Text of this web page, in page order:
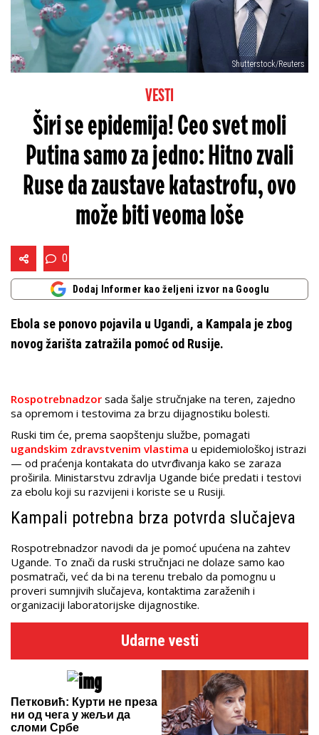
Shutterstock/Reuters
VESTI
Širi se epidemija! Ceo svet moli
Putina samo za jedno: Hitno zvali
Ruse da zaustave katastrofu, ovo
može biti veoma loše
0
Dodaj Informer kao željeni izvor na Googlu
Ebola se ponovo pojavila u Ugandi, a Kampala je zbog
novog žarišta zatražila pomoć od Rusije.
Rospotrebnadzor sada šalje stručnjake na teren, zajedno
sa opremom i testovima za brzu dijagnostiku bolesti.
Ruski tim će, prema saopštenju službe, pomagati
ugandskim zdravstvenim vlastima u epidemiološkoj istrazi
— od praćenja kontakata do utvrđivanja kako se zaraza
proširila. Ministarstvu zdravlja Ugande biće predati i testovi
za ebolu koji su razvijeni i koriste se u Rusiji.
Kampali potrebna brza potvrda slučajeva
Rospotrebnadzor navodi da je pomoć upućena na zahtev
Ugande. To znači da ruski stručnjaci ne dolaze samo kao
posmatrači, već da bi na terenu trebalo da pomognu u
proveri sumnjivih slučajeva, kontaktima zaraženih i
organizaciji laboratorijske dijagnostike.
Udarne vesti
Петковић: Курти не преза
ни од чега у жељи да
сломи Србе